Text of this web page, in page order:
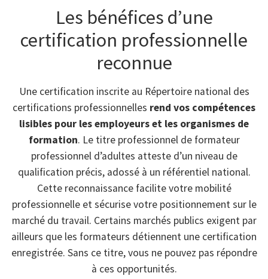
Les bénéfices d’une
certification professionnelle
reconnue
Une certification inscrite au Répertoire national des
certifications professionnelles rend vos compétences
lisibles pour les employeurs et les organismes de
formation. Le titre professionnel de formateur
professionnel d’adultes atteste d’un niveau de
qualification précis, adossé à un référentiel national.
Cette reconnaissance facilite votre mobilité
professionnelle et sécurise votre positionnement sur le
marché du travail. Certains marchés publics exigent par
ailleurs que les formateurs détiennent une certification
enregistrée. Sans ce titre, vous ne pouvez pas répondre
à ces opportunités.